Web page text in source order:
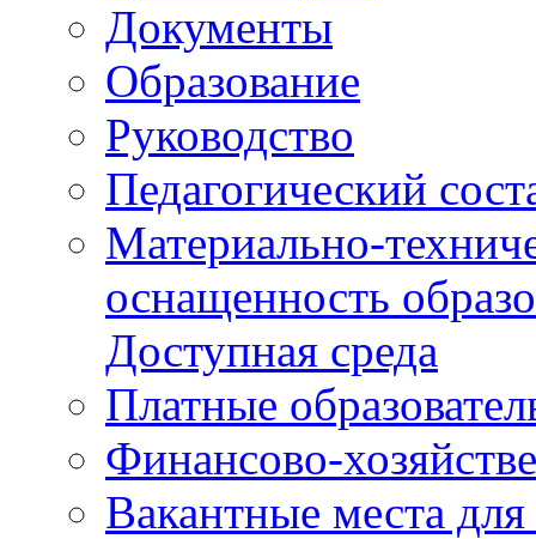
Документы
Образование
Руководство
Педагогический
Материально-
оснащенность
Доступная среда
Платные
Финансово-
Вакантные места